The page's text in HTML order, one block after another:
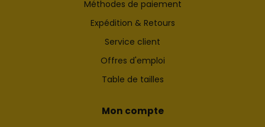
Méthodes de paiement
Expédition & Retours
Service client
Offres d'emploi
Table de tailles
Mon compte